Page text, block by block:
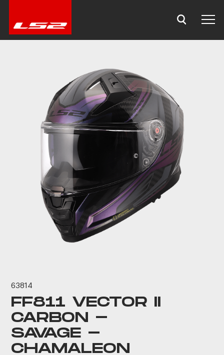
63814
FF811 VECTOR II
CARBON -
SAVAGE -
CHAMALEON